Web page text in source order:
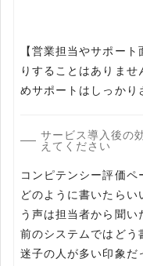
【営業担当やサポー
りすることはありま
めサポートはしっかり
サービス導入後の
えてください
コンピテンシー評価ペ
どのように書いたら
う声は担当者から聞い
前のシステムではどう
迷子の人が多い印象だ